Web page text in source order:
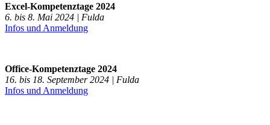
Excel-Kompetenztage 2024
6. bis 8. Mai 2024 | Fulda
Infos und Anmeldung
Office-Kompetenztage 2024
16. bis 18. September 2024 | Fulda
Infos und Anmeldung